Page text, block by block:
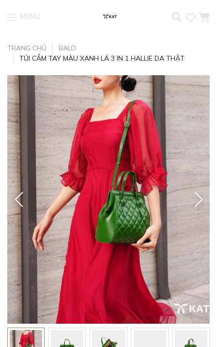
MENU
TRANG CHỦ
BALO
TÚI CẦM TAY MÀU XANH LÁ 3 IN 1 HALLIE DA THẬT